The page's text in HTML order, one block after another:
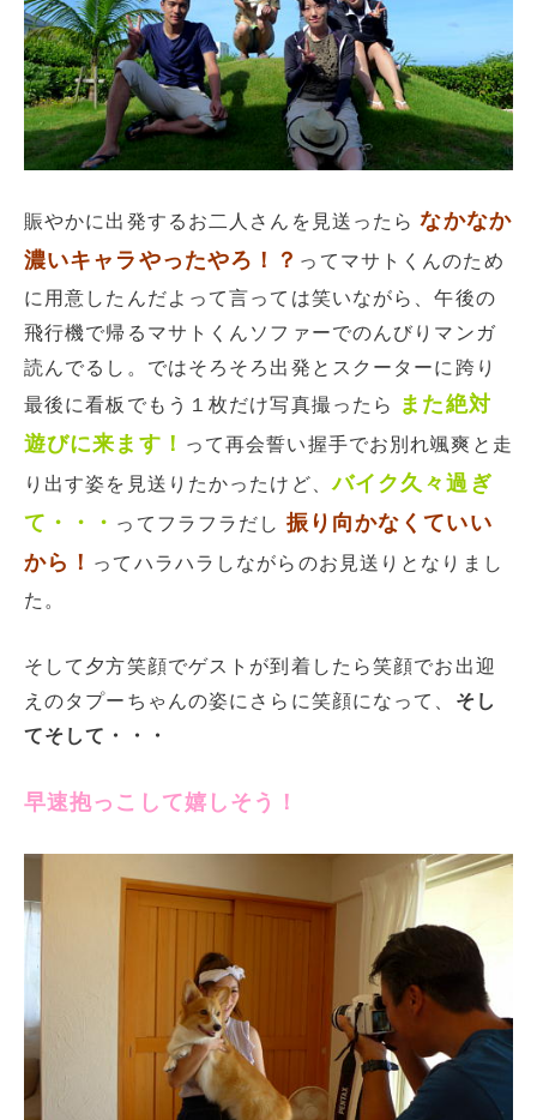
賑やかに出発するお二人さんを見送ったらなかなか
濃いキャラやったやろ！？ ってマサトくんのため
に用意したんだよって言っては笑いながら、午後の
飛行機で帰るマサトくんソファーでのんびりマンガ
読んでるし。ではそろそろ出発とスクーターに跨り
最後に看板でもう１枚だけ写真撮ったら
また絶対
遊びに来ます！ って再会誓い握手でお別れ颯爽と走
り出す姿を見送りたかったけど、バイク久々過ぎ
て・・・ ってフラフラだし 振り向かなくていい
から！ ってハラハラしながらのお見送りとなりまし
た。
そして夕方笑顔でゲストが到着したら笑顔でお出迎
えのタプーちゃんの姿にさらに笑顔になって、 そし
てそして・・・
早速抱っこして嬉しそう！